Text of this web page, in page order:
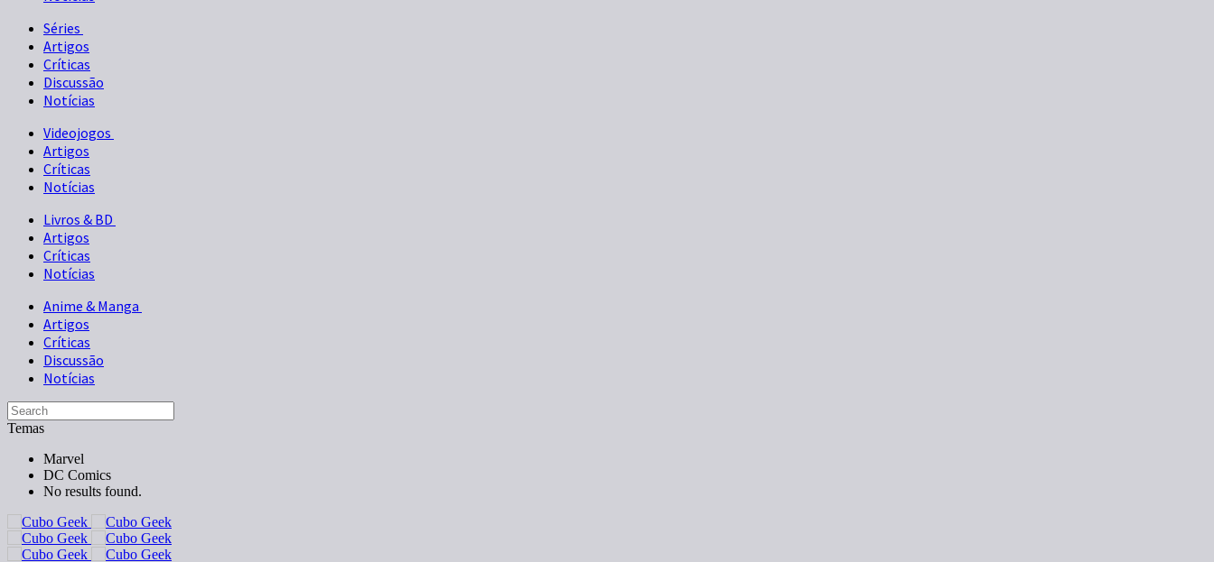
Séries
Artigos
Críticas
Discussão
Notícias
Videojogos
Artigos
Críticas
Notícias
Livros & BD
Artigos
Críticas
Notícias
Anime & Manga
Artigos
Críticas
Discussão
Notícias
Temas
Marvel
DC Comics
No results found.